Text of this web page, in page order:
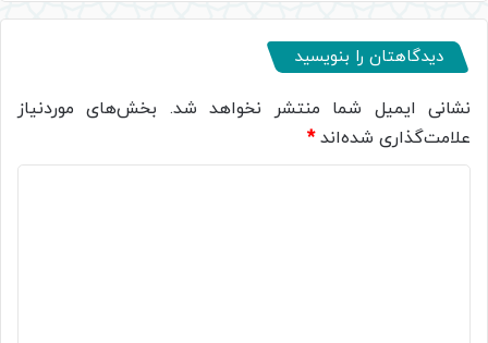
دیدگاهتان را بنویسید
نشانی ایمیل شما منتشر نخواهد شد. بخش‌های موردنیاز
علامت‌گذاری شده‌اند*